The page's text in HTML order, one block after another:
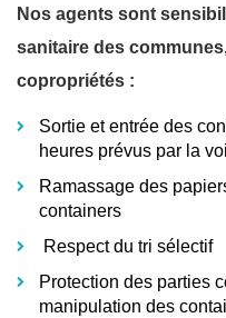
Nos agents sont
sanitaire des
copropriétés :
Sortie et entrée des
heures prévus par la
Ramassage des
containers
Respect du tri sélectif
Protection des parties
manipulation des